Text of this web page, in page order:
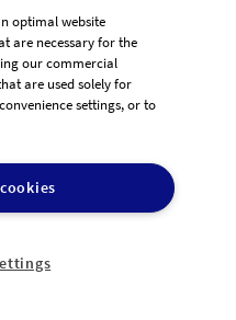
optimal website
are necessary for the
our commercial
are used solely for
settings, or to